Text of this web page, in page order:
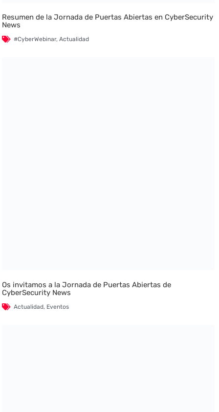
Resumen de la Jornada de Puertas Abiertas en CyberSecurity
News
#CyberWebinar,Actualidad
Os invitamos a la Jornada de Puertas Abiertas de
CyberSecurity News
Actualidad, Eventos